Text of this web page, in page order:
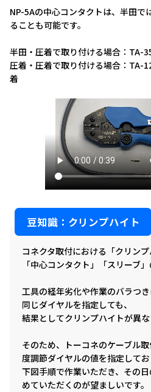
NP-5Aの中心コンタクトは、半田で
ることも可能です。
半田・圧着で取り付ける場合：TA-
圧着・圧着で取り付ける場合：TA-
着
豆知識：クリンプハイト
コネクタ取付における「クリン
「中心コンタクト」「スリーブ
工具の経年劣化や作業のバラつ
同じダイヤルを指定しても、
結果としてクリンプハイトが異な
そのため、トーコネのケーブル
度調節ダイヤルの値を指定してお
下図手順で作業いただき、その
めていただくのが望ましいです。